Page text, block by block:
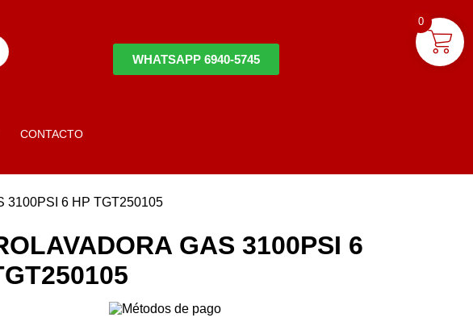
WHATSAPP 6940-5745
CONTACTO
3100PSI 6 HP TGT250105
GAS 3100PSI 6
0